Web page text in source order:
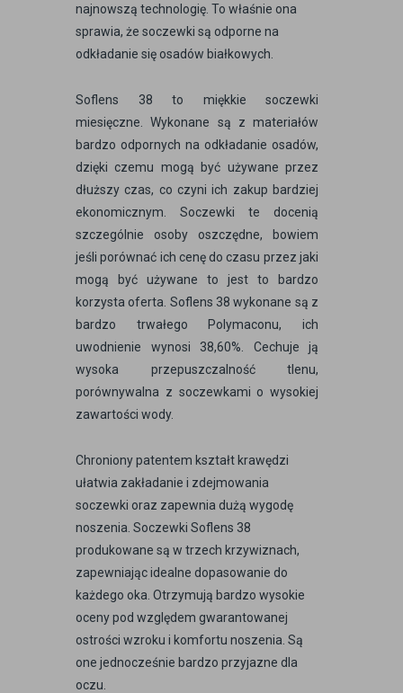
najnowszą technologię. To właśnie ona
sprawia, że soczewki są odporne na
odkładanie się osadów białkowych.
Soflens 38 to miękkie soczewki
miesięczne. Wykonane są z materiałów
bardzo odpornych na odkładanie osadów,
dzięki czemu mogą być używane przez
dłuższy czas, co czyni ich zakup bardziej
ekonomicznym. Soczewki te docenią
szczególnie osoby oszczędne, bowiem
jeśli porównać ich cenę do czasu przez jaki
mogą być używane to jest to bardzo
korzysta oferta. Soflens 38 wykonane są z
bardzo trwałego Polymaconu, ich
uwodnienie wynosi 38,60%. Cechuje ją
wysoka przepuszczalność tlenu,
porównywalna z soczewkami o wysokiej
zawartości wody.
Chroniony patentem kształt krawędzi
ułatwia zakładanie i zdejmowania
soczewki oraz zapewnia dużą wygodę
noszenia. Soczewki Soflens 38
produkowane są w trzech krzywiznach,
zapewniając idealne dopasowanie do
każdego oka. Otrzymują bardzo wysokie
oceny pod względem gwarantowanej
ostrości wzroku i komfortu noszenia. Są
one jednocześnie bardzo przyjazne dla
oczu.